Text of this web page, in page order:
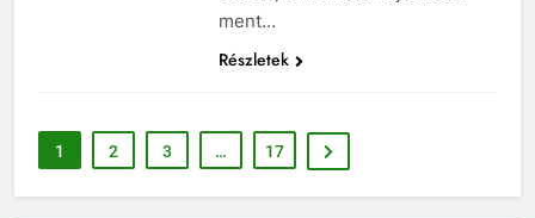
ment…
Részletek
1 2 3 … 17